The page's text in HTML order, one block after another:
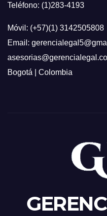
Teléfono: (1)283-4193
Móvil: (+57)(1) 3142505808
Email:
Bogotá | Colombia